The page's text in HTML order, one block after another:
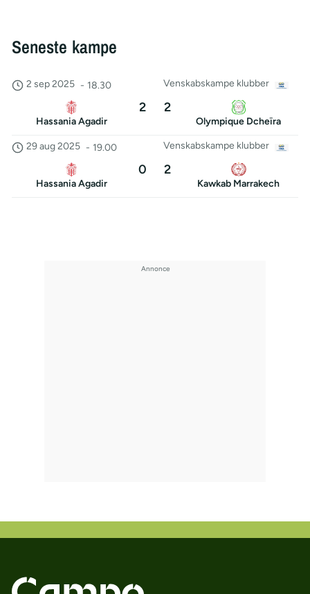
Seneste kampe
Venskabskampe klubber
2 sep 2025 - 18.30
Hassania Agadir
2 2
Olympique Dcheïra
Venskabskampe klubber
29 aug 2025 - 19.00
Hassania Agadir
0 2
Kawkab Marrakech